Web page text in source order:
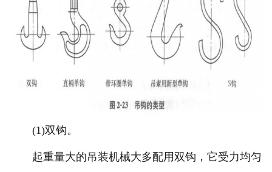
(1)双钩。
起重量大的吊装机械大多配用双钩，它受力均匀